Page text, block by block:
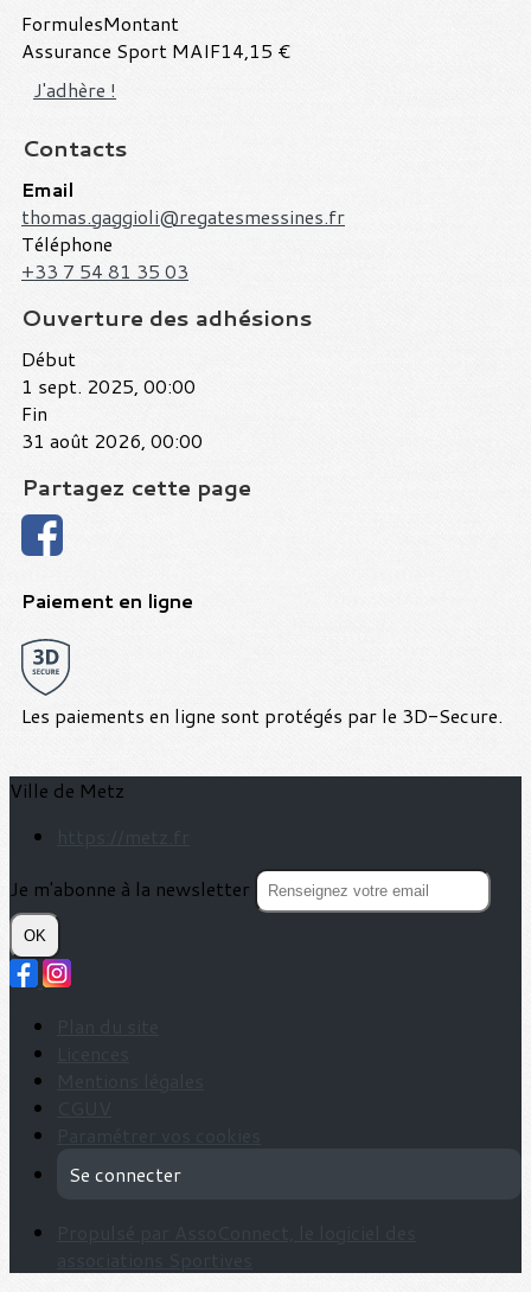
FormulesMontant
Assurance Sport MAIF14,15 €
J'adhère !
Contacts
Email
thomas.gaggioli@regatesmessines.fr
Téléphone
+33 7 54 81 35 03
Ouverture des adhésions
Début
1 sept. 2025, 00:00
Fin
31 août 2026, 00:00
Partagez cette page
Paiement en ligne
Les paiements en ligne sont protégés par le 3D-Secure.
Ville de Metz
Je m'abonne à la newsletter
OK
Se connecter